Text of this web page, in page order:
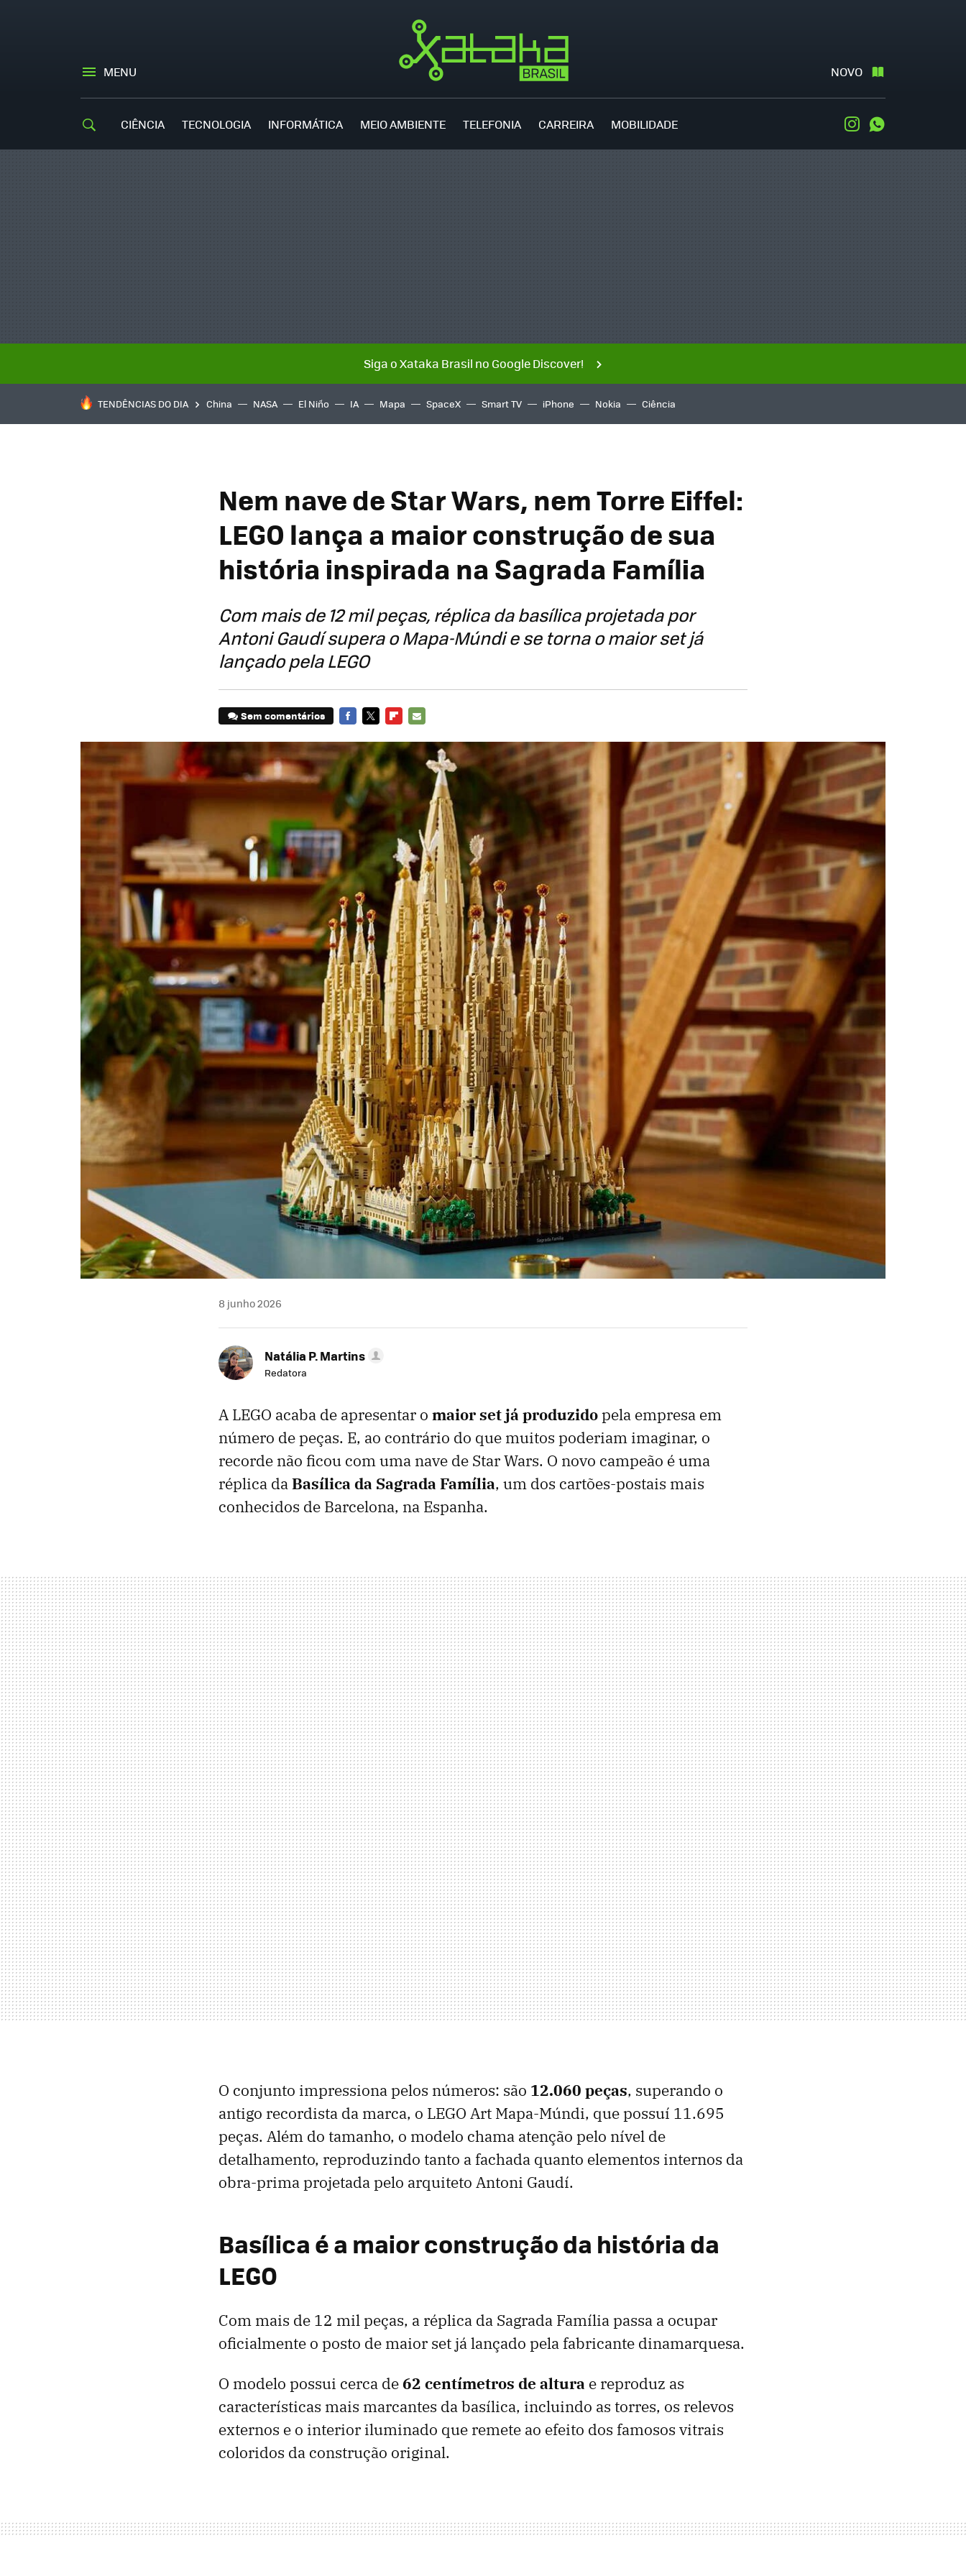
MENU NOVO
CIÊNCIA TECNOLOGIA INFORMÁTICA MEIO AMBIENTE TELEFONIA CARREIRA MOBILIDADE Instagram
Siga o Xataka Brasil no Google Discover!
TENDÊNCIAS DO DIA China NASA El Niño IA Mapa SpaceX Smart TV iPhone Nokia Ciência
Nem nave de Star Wars, nem Torre Eiffel:
LEGO lança a maior construção de sua
história inspirada na Sagrada Família
Com mais de 12 mil peças, réplica da basílica projetada por
Antoni Gaudí supera o Mapa-Múndi e se torna o maior set já
lançado pela LEGO
Sem comentários
MAIL
8 junho 2026
Natália P. Martins
Redatora
A LEGO acaba de apresentar o maior set já produzidopela empresa em
número de peças. E, ao contrário do que muitos poderiam imaginar, o
recorde não ficou com uma nave de Star Wars. O novo campeão é uma
réplica daBasílica da Sagrada Família, um dos cartões-postais mais
conhecidos de Barcelona, na Espanha.
O conjunto impressiona pelos números: são 12.060 peças, superando o
antigo recordista da marca, o LEGO Art Mapa-Múndi, que possuí 11.695
peças. Além do tamanho, o modelo chama atenção pelo nível de
detalhamento, reproduzindo tanto a fachada quanto elementos internos da
obra-prima projetada pelo arquiteto Antoni Gaudí.
Basílica é a maior construção da história da
LEGO
Com mais de 12 mil peças, a réplica da Sagrada Família passa a ocupar
oficialmente o posto de maior set já lançado pela fabricante dinamarquesa.
O modelo possui cerca de62 centímetros de altura e reproduz as
características mais marcantes da basílica, incluindo as torres, os relevos
externos e o interior iluminado que remete ao efeito dos famosos vitrais
coloridos da construção original.